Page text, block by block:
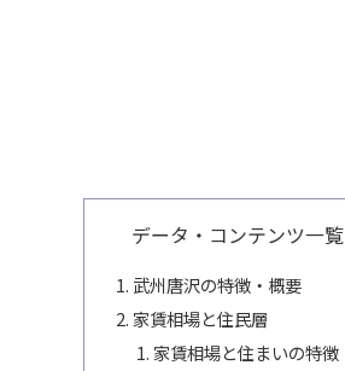
データ・コンテンツ一覧
武州唐沢の特徴・概要
家賃相場と住民層
家賃相場と住まいの特徴